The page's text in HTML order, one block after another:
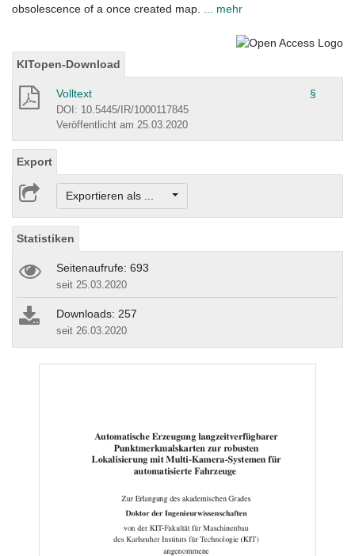
obsolescence of a once created map.
... mehr
KITopen-Download
Volltext §
DOI: 10.5445/IR/1000117845
Veröffentlicht am 25.03.2020
Export
Exportieren als ...
Statistiken
Seitenaufrufe: 693
seit 25.03.2020
Downloads: 257
seit 26.03.2020